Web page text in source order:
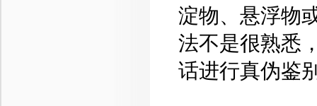
淀物、悬浮物
法不是很熟悉
话进行真伪鉴